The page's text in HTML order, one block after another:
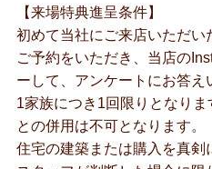
【来場特典進呈条件】
初めて当社にご来店いただ
ご予約をいただき、当店の
ーして、アンケートにお答え
1家族につき1回限りとなり
との併用は不可となります。
住宅の建築または購入を真剣